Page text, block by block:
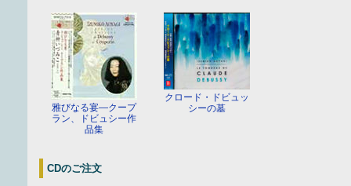
雅びなる宴—クープ
ラン、ドビュシー作
品集
クロード・ドビュッ
シーの墓
CDのご注文